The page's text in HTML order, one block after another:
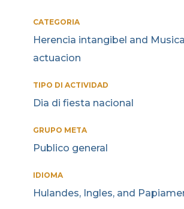
CATEGORIA
Herencia intangibel and
actuacion
TIPO DI ACTIVIDAD
Dia di fiesta nacional
GRUPO META
Publico general
IDIOMA
Hulandes, Ingles, and